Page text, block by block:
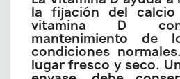
la fijación del
vitamina D
mantenimiento de
condiciones
lugar fresco y seco.